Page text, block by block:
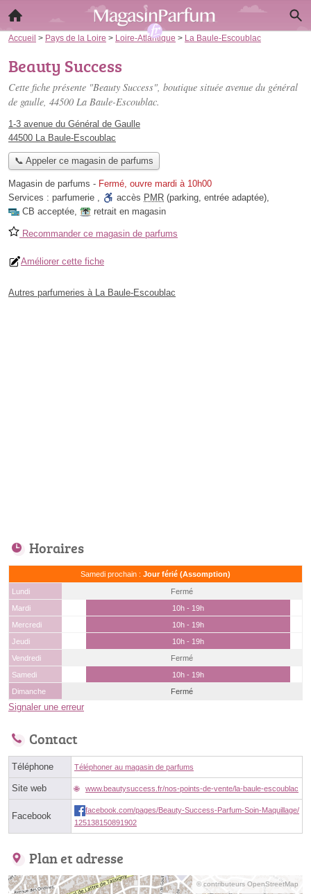
Accueil > Pays de la Loire > Loire-Atlantique > La Baule-Escoublac
Beauty Success
Cette fiche présente "Beauty Success", boutique située avenue du général
de gaulle, 44500 La Baule-Escoublac.
1-3 avenue du Général de Gaulle
44500 La Baule-Escoublac
📞 Appeler ce magasin de parfums
Magasin de parfums - Fermé, ouvre mardi à 10h00
Services : parfumerie , accès PMR (parking, entrée adaptée),
CB acceptée, retrait en magasin
Recommander ce magasin de parfums
Améliorer cette fiche
Autres parfumeries à La Baule-Escoublac
Horaires
Samedi prochain : Jour férié (Assomption)
Lundi
Fermé
Mardi
10h - 19h
Mercredi
10h - 19h
Jeudi
10h - 19h
Vendredi
Fermé
Samedi
10h - 19h
Dimanche
Fermé
Signaler une erreur
Contact
Téléphone Téléphoner au magasin de parfums
Site web www.beautysuccess.fr/nos-points-de-vente/la-baule-escoublac
Facebook
facebook.com/pages/Beauty-Success-Parfum-Soin-Maquillage/
125138150891902
Plan et adresse
© contributeurs OpenStreetMap